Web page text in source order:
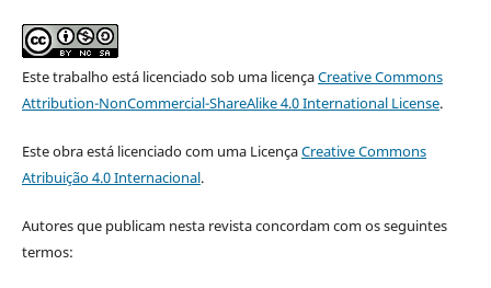
Este trabalho está licenciado sob uma licençaCreative Commons
Attribution-NonCommercial-ShareAlike 4.0 International License.
Este obra está licenciado com uma LicençaCreative Commons
Atribuição 4.0 Internacional.
Autores que publicam nesta revista concordam com os seguintes
termos: